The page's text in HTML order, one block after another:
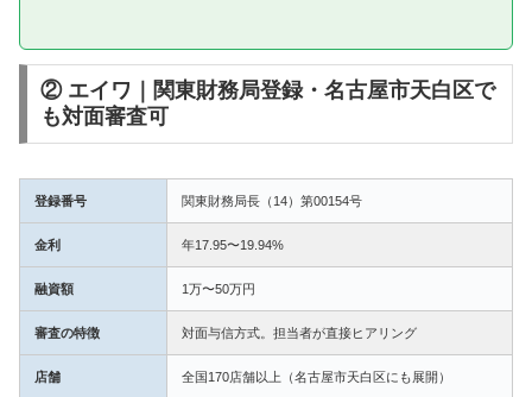
② エイワ｜関東財務局登録・名古屋市天白区で
も対面審査可
登録番号 関東財務局長（14）第00154号
金利 年17.95〜19.94%
融資額 1万〜50万円
審査の特徴 対面与信方式。担当者が直接ヒアリング
店舗 全国170店舗以上（名古屋市天白区にも展開）